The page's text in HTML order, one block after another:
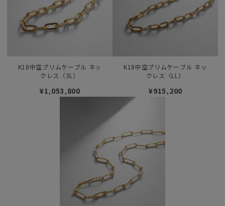
K18中空プリムケーブル ネッ
クレス（3L）
¥1,053,800
K18中空プリムケーブル ネッ
クレス（LL）
¥915,200